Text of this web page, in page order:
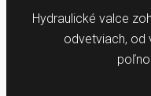
Hydraulické valce
odvetviach, od